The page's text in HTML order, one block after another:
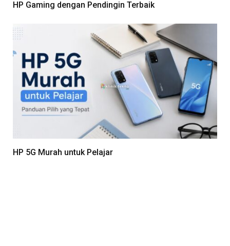
HP Gaming dengan Pendingin Terbaik
HP 5G Murah untuk Pelajar